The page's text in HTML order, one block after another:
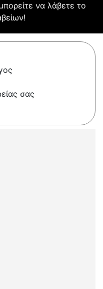
να λάβετε το
σας